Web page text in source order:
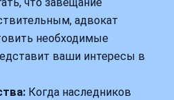
адвокат
необходимые
ваши интересы в
Когда наследников